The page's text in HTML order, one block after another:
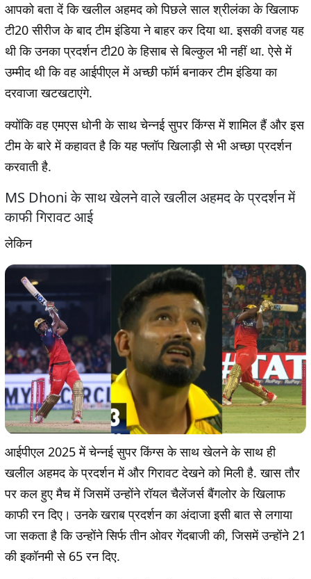
आपको बता दें कि खलील अहमद को पिछले साल श्रीलंका के खिलाफ
टी20 सीरीज के बाद टीम इंडिया ने बाहर कर दिया था. इसकी वजह यह
थी कि उनका प्रदर्शन टी20 के हिसाब से बिल्कुल भी नहीं था. ऐसे में
उम्मीद थी कि वह आईपीएल में अच्छी फॉर्म बनाकर टीम इंडिया का
दरवाजा खटखटाएंगे.
क्योंकि वह एमएस धोनी के साथ चेन्नई सुपर किंग्स में शामिल हैं और इस
टीम के बारे में कहावत है कि यह फ्लॉप खिलाड़ी से भी अच्छा प्रदर्शन
करवाती है.
MS Dhoni के साथ खेलने वाले खलील अहमद के प्रदर्शन में
काफी गिरावट आई
लेकिन
आईपीएल 2025 में चेन्नई सुपर किंग्स के साथ खेलने के साथ ही
खलील अहमद के प्रदर्शन में और गिरावट देखने को मिली है. खास तौर
पर कल हुए मैच में जिसमें उन्होंने रॉयल चैलेंजर्स बैंगलोर के खिलाफ
काफी रन दिए। उनके खराब प्रदर्शन का अंदाजा इसी बात से लगाया
जा सकता है कि उन्होंने सिर्फ तीन ओवर गेंदबाजी की, जिसमें उन्होंने 21
की इकॉनमी से 65 रन दिए.